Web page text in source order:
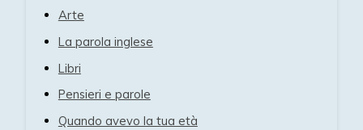
Arte
La parola inglese
Libri
Pensieri e parole
Quando avevo la tua età